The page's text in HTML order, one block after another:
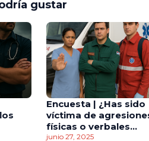
gustar
Encuesta | ¿Has sido
víctima de
físicas o verbales
durante tus servicios?
junio 27, 2025